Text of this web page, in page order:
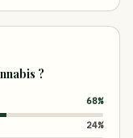
?
68%
24%